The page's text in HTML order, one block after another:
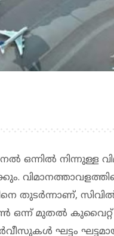
ഒന്നില്‍ നിന്നുള്ള
തുടര്‍ന്നാണ്,
ഒന്ന് മുതല്‍ കുവൈറ്റ്
ഘട്ടം